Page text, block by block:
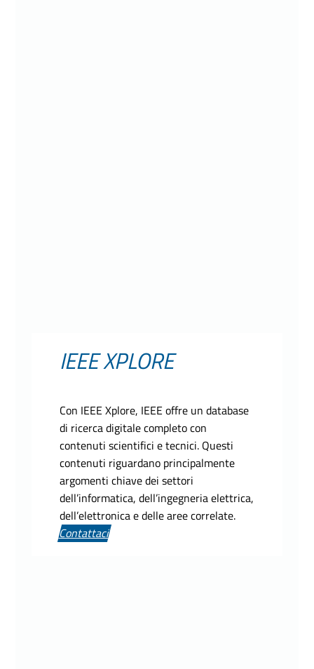
IEEE XPLORE
Con IEEE Xplore, IEEE offre un database
di ricerca digitale completo con
contenuti scientifici e tecnici. Questi
contenuti riguardano principalmente
argomenti chiave dei settori
dell’informatica, dell’ingegneria elettrica,
dell’elettronica e delle aree correlate.
Contattaci